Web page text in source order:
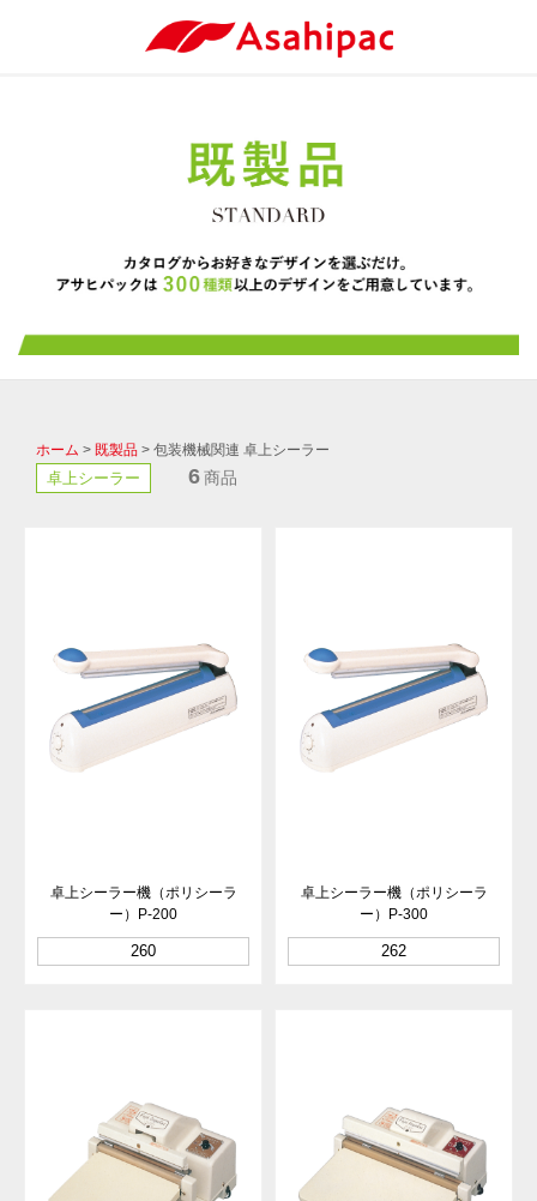
ホーム > 既製品 > 包装機械関連 卓上シーラー
卓上シーラー 6 商品
卓上シーラー機（ポリシーラ
ー）P-200
260
卓上シーラー機（ポリシーラ
ー）P-300
262